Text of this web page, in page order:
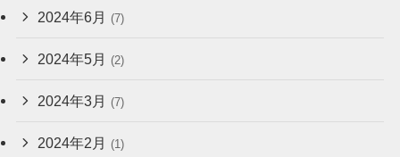
2024年6月 (7)
2024年5月 (2)
2024年3月 (7)
2024年2月 (1)